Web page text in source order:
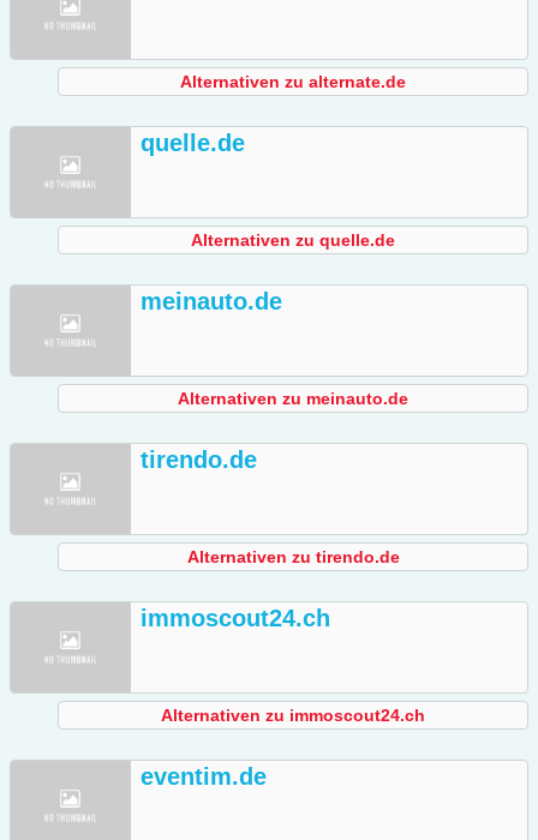
Alternativen zu alternate.de
quelle.de
Alternativen zu quelle.de
meinauto.de
Alternativen zu meinauto.de
tirendo.de
Alternativen zu tirendo.de
immoscout24.ch
Alternativen zu immoscout24.ch
eventim.de